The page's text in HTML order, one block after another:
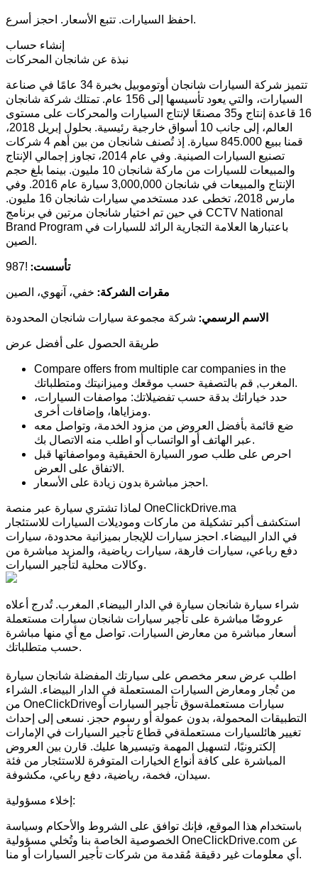
احفظ السيارات. تتبع الأسعار. احجز أسرع.
إنشاء حساب
نبذة عن شانجان المحركات
تتميز شركة السيارات شانجان أوتوموبيل بخبرة 34 عامًا في صناعة
السيارات، والتي يعود تأسيسها إلى 156 عام. تمتلك شركة شانجان
16 قاعدة إنتاج و35 مصنعًا لإنتاج السيارات والمحركات على مستوى
العالم، إلى جانب 10 أسواق خارجية رئيسية. بحلول إبريل 2018،
قمنا ببيع 845.000 سيارة. إذ تُصنف شانجان من بين أهم 4 شركات
تصنيع السيارات الصينية. وفي عام 2014، تجاوز إجمالي الإنتاج
والمبيعات للسيارات من ماركة شانجان 10 مليون. بينما بلغ حجم
الإنتاج والمبيعات في شانجان 3,000,000 سيارة عام 2016. وفي
مارس 2018، تخطى عدد مستخدمي سيارات شانجان 16 مليون.
في حين تم اختيار شانجان مرتين في برنامج CCTV National
Brand Program باعتبارها العلامة التجارية الرائد للسيارات في
الصين.
تأسست: !987
مقرات الشركة: خفي، آنهوي، الصين
الاسم الرسمي: شركة مجموعة سيارات شانجان المحدودة
طريقة الحصول على أفضل عرض
Compare offers from multiple car companies in the
المغرب, قم بالتصفية حسب موقعك وميزانيتك ومتطلباتك.
حدد خياراتك بدقة حسب تفضيلاتك: مواصفات السيارات،
ومزاياها، وإضافات أخرى.
ضع قائمة بأفضل العروض من مزود الخدمة، وتواصل معه
عبر الهاتف أو الواتساب أو اطلب منه الاتصال بك.
احرص على طلب صور السيارة الحقيقية ومواصفاتها قبل
الاتفاق على العرض.
احجز مباشرة بدون زيادة على الأسعار.
لماذا تشتري سيارة عبر منصة OneClickDrive.ma
استكشف أكبر تشكيلة من ماركات وموديلات السيارات للاستئجار
في الدار البيضاء. احجز سيارات للإيجار بميزانية محدودة، سيارات
دفع رباعي، سيارات فارهة، سيارات رياضية، والمزيد مباشرة من
وكالات محلية لتأجير السيارات.
شراء سيارة شانجان سيارة في الدار البيضاء, المغرب. تُدرج أعلاه
عروضًا مباشرة على تأجير سيارات شانجان سيارات مستعملة
أسعار مباشرة من معارض السيارات. تواصل مع أي منها مباشرة
حسب متطلباتك.
اطلب عرض سعر مخصص على سيارتك المفضلة شانجان سيارة
من تُجار ومعارض السيارات المستعملة في الدار البيضاء. الشراء
من OneClickDriveسيارات مستعملةسوق تأجير السيارات أو
التطبيقات المحمولة، بدون عمولة أو رسوم حجز. نسعى إلى إحداث
تغيير هائلسيارات مستعملةفي قطاع تأجير السيارات في الإمارات
إلكترونيًا، لتسهيل المهمة وتيسيرها عليك. قارن بين العروض
المباشرة على كافة أنواع الخيارات المتوفرة للاستئجار من فئة
سيدان، فخمة، رياضية، دفع رباعي، مكشوفة.
إخلاء مسؤولية:
باستخدام هذا الموقع، فإنك توافق على الشروط والأحكام وسياسة
الخصوصية الخاصة بنا وتُخلي مسؤولية OneClickDrive.com عن
أي معلومات غير دقيقة مُقدمة من شركات تأجير السيارات أو منا.